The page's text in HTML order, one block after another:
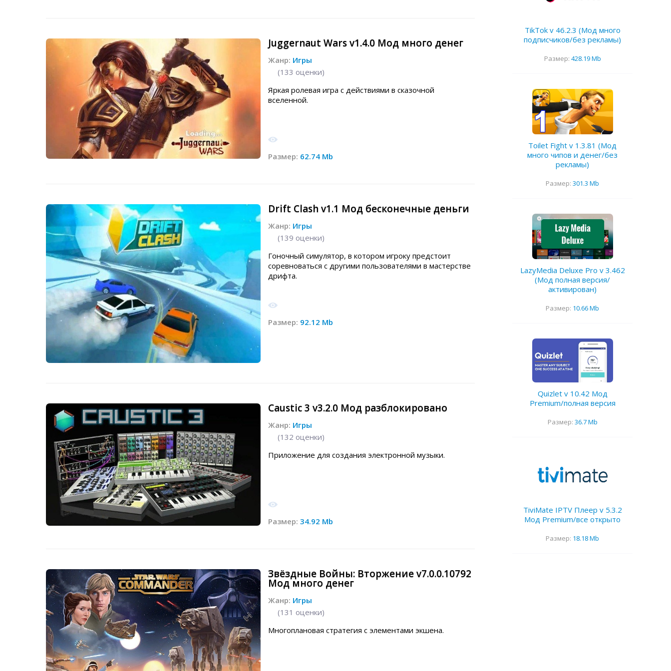
Juggernaut Wars v1.4.0 Мод много денег
Жанр: Игры
(133 оценки)
Яркая ролевая игра с действиями в сказочной
вселенной.
Размер: 62.74 Mb
Drift Clash v1.1 Мод бесконечные деньги
Жанр: Игры
(139 оценки)
Гоночный симулятор, в котором игроку предстоит
соревноваться с другими пользователями в мастерстве
дрифта.
Размер: 92.12 Mb
Caustic 3 v3.2.0 Мод разблокировано
Жанр: Игры
(132 оценки)
Приложение для создания электронной музыки.
Размер: 34.92 Mb
Звёздные Войны: Вторжение v7.0.0.10792
Мод много денег
Жанр: Игры
(131 оценки)
Многоплановая стратегия с элементами экшена.
TikTok v 46.2.3 (Мод много
подписчиков/без рекламы)
Размер: 428.19 Mb
Toilet Fight v 1.3.81 (Мод
много чипов и денег/без
рекламы)
Размер: 301.3 Mb
LazyMedia Deluxe Pro v 3.462
(Мод полная версия/
активирован)
Размер: 10.66 Mb
Quizlet v 10.42 Мод
Premium/полная версия
Размер: 36.7 Mb
TiviMate IPTV Плеер v 5.3.2
Мод Premium/все открыто
Размер: 18.18 Mb